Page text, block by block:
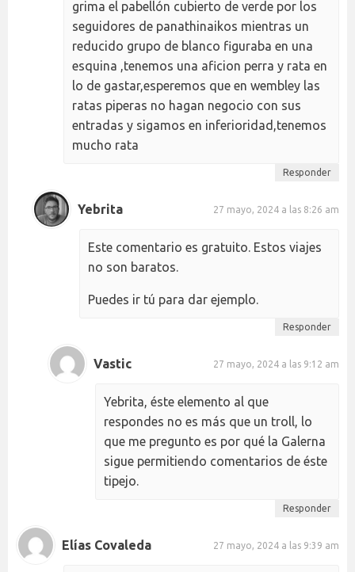
grima el pabellón cubierto de verde por los
seguidores de panathinaikos mientras un
reducido grupo de blanco figuraba en una
esquina ,tenemos una aficion perra y rata en
lo de gastar,esperemos que en wembley las
ratas piperas no hagan negocio con sus
entradas y sigamos en inferioridad,tenemos
mucho rata
Responder
Yebrita 27 mayo, 2024 a las 8:26 am
Este comentario es gratuito. Estos viajes
no son baratos.
Puedes ir tú para dar ejemplo.
Responder
Vastic 27 mayo, 2024 a las 9:12 am
Yebrita, éste elemento al que
respondes no es más que un troll, lo
que me pregunto es por qué la Galerna
sigue permitiendo comentarios de éste
tipejo.
Responder
Elías Covaleda 27 mayo, 2024 a las 9:39 am